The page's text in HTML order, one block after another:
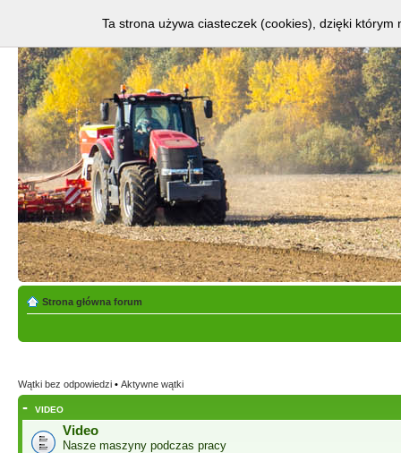
Strona główna forum
Wątki bez odpowiedzi • Aktywne wątki
- VIDEO
Video
Nasze maszyny podczas pracy
Ta strona używa ciasteczek (cookies), dzięki którym